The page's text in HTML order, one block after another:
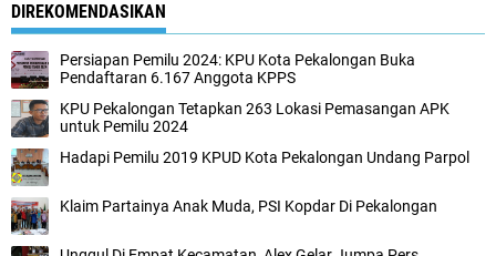
DIREKOMENDASIKAN
Persiapan Pemilu 2024: KPU Kota Pekalongan Buka
Pendaftaran 6.167 Anggota KPPS
KPU Pekalongan Tetapkan 263 Lokasi Pemasangan APK
untuk Pemilu 2024
Hadapi Pemilu 2019 KPUD Kota Pekalongan Undang Parpol
Klaim Partainya Anak Muda, PSI Kopdar Di Pekalongan